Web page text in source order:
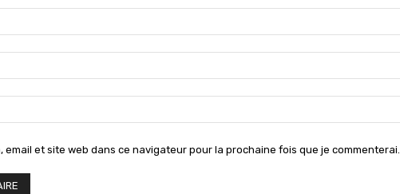
email et site web dans ce navigateur pour la prochaine fois que je commenterai.